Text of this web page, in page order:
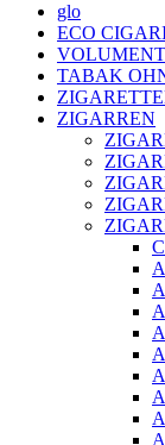
glo
ECO
TABAK
ZIGARREN